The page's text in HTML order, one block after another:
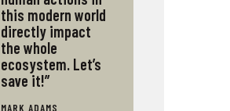
this modern world
directly impact
the whole
ecosystem. Let’s
save it!”
MARK ADAMS